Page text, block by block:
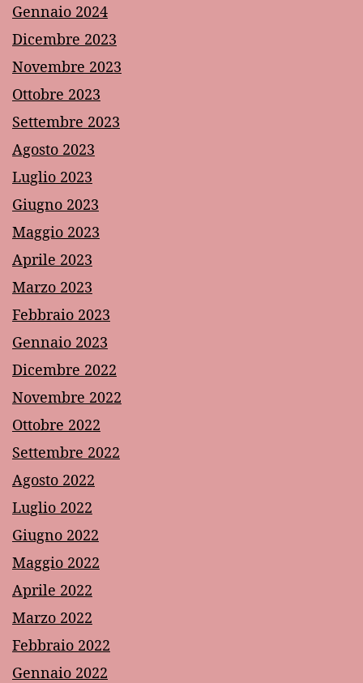
Gennaio 2024
Dicembre 2023
Novembre 2023
Ottobre 2023
Settembre 2023
Agosto 2023
Luglio 2023
Giugno 2023
Maggio 2023
Aprile 2023
Marzo 2023
Febbraio 2023
Gennaio 2023
Dicembre 2022
Novembre 2022
Ottobre 2022
Settembre 2022
Agosto 2022
Luglio 2022
Giugno 2022
Maggio 2022
Aprile 2022
Marzo 2022
Febbraio 2022
Gennaio 2022